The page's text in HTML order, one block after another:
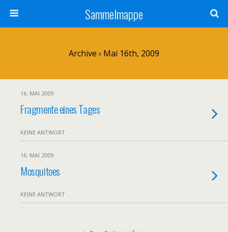
Sammelmappe
Archive › Mai 16th, 2009
16. MAI 2009
Fragmente eines Tages
KEINE ANTWORT
16. MAI 2009
Mosquitoes
KEINE ANTWORT